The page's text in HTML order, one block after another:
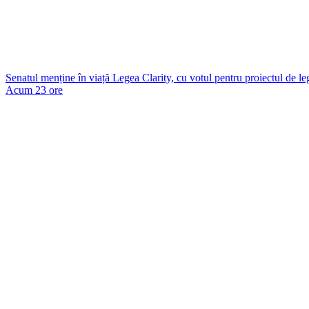
Senatul menține în viață Legea Clarity, cu votul pentru proiectul de
Acum 23 ore